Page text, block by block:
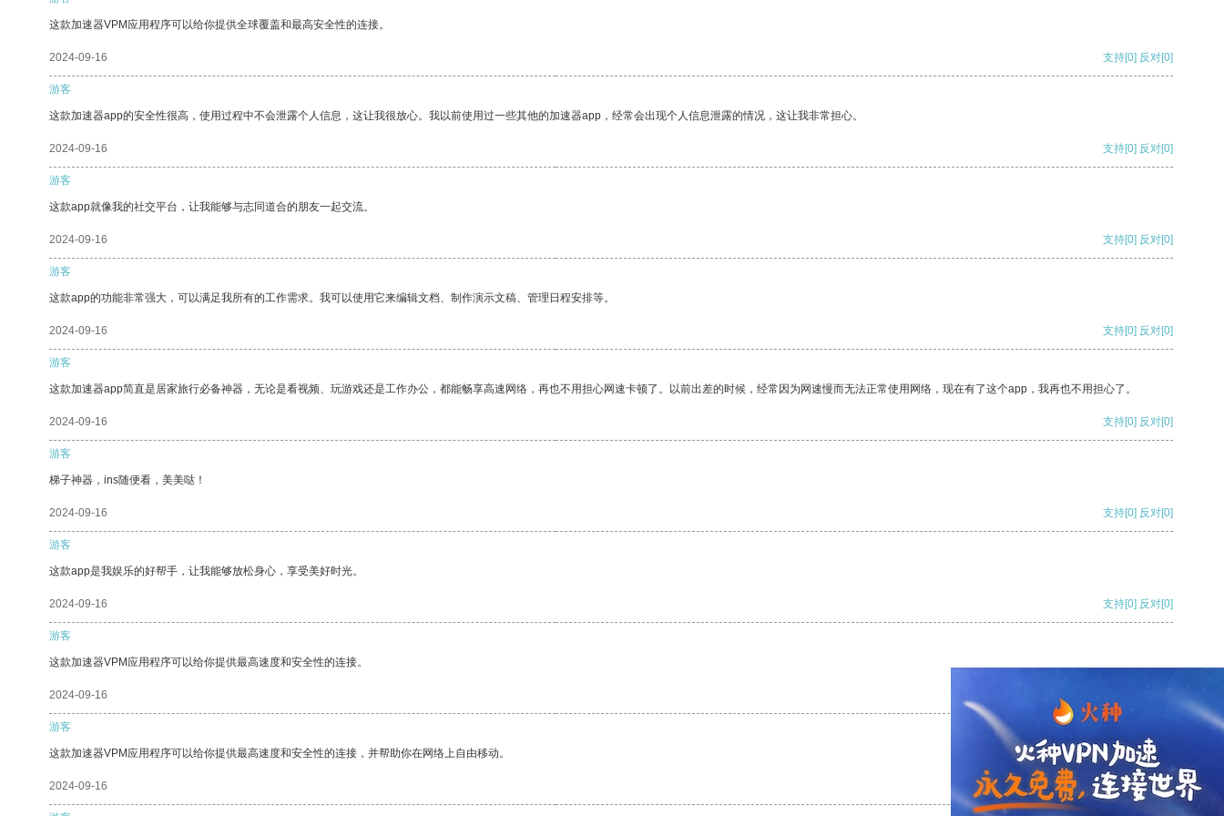
这款加速器VPM应用程序可以给你提供全球覆盖和最高安全性的连接。
2024-09-16 支持[0] 反对[0]
游客
这款加速器app的安全性很高，使用过程中不会泄露个人信息，这让我很放心。我以前使用过一些其他的加速器app，经常会出现个人信息泄露的情况，这让我非常担心。
2024-09-16 支持[0] 反对[0]
游客
这款app就像我的社交平台，让我能够与志同道合的朋友一起交流。
2024-09-16 支持[0] 反对[0]
游客
这款app的功能非常强大，可以满足我所有的工作需求。我可以使用它来编辑文档、制作演示文稿、管理日程安排等。
2024-09-16 支持[0] 反对[0]
游客
这款加速器app简直是居家旅行必备神器，无论是看视频、玩游戏还是工作办公，都能畅享高速网络，再也不用担心网速卡顿了。以前出差的时候，经常因为网速慢而无法正常使用网络，现在有了这个app，我再也不用担心了。
2024-09-16 支持[0] 反对[0]
游客
梯子神器，ins随便看，美美哒！
2024-09-16 支持[0] 反对[0]
游客
这款app是我娱乐的好帮手，让我能够放松身心，享受美好时光。
2024-09-16 支持[0] 反对[0]
游客
这款加速器VPM应用程序可以给你提供最高速度和安全性的连接。
2024-09-16
游客
这款加速器VPM应用程序可以给你提供最高速度和安全性的连接，并帮助你在网络上自由移动。
2024-09-16 支持 [0] 反对[0]